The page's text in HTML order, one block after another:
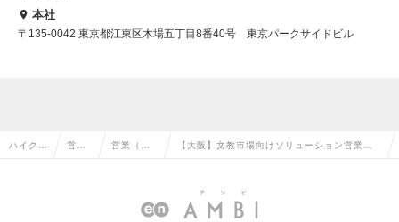
本社
〒135-0042 東京都江東区木場五丁目8番40号 東京パークサイドビル
ハイクラ 営業 営業（法 【大阪】文教市場向けソリューション営業☆
か？の求人情報